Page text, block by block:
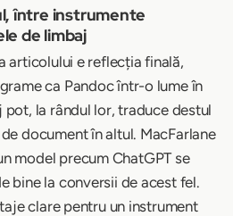
între instrumente
de limbaj
articolului e reflecția finală,
ca Pandoc într-o lume în
la rândul lor, traduce destul
document în altul. MacFarlane
model precum ChatGPT se
bine la conversii de acest fel.
clare pentru un instrument